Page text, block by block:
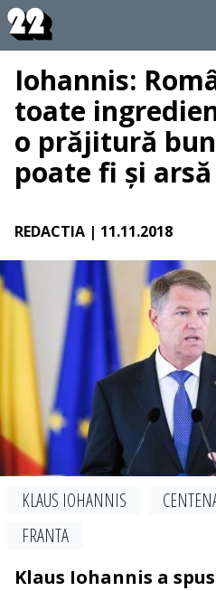
Iohannis:
toate
o prăjitură
poate fi și arsă
REDACTIA | 11.11.2018
KLAUS IOHANNIS
FRANTA
Klaus Iohannis a